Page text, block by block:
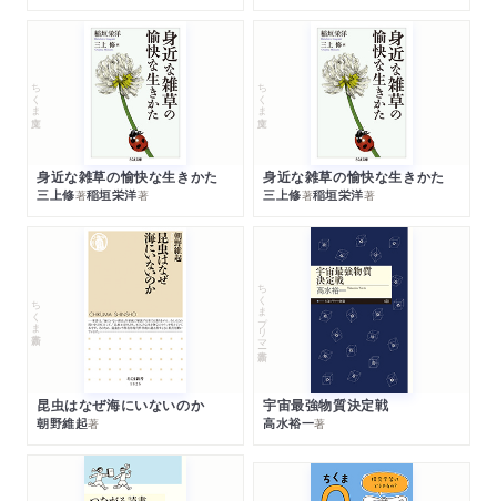
ちくま文庫
身近な雑草の愉快な生きかた
三上修著稲垣栄洋著
ちくま文庫
身近な雑草の愉快な生きかた
三上修著稲垣栄洋著
ちくま新書
昆虫はなぜ海にいないのか
朝野維起著
ちくまプリマー新書
宇宙最強物質決定戦
高水裕一著